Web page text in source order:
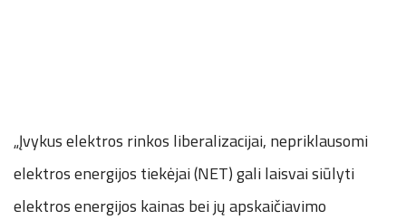
„Įvykus elektros rinkos liberalizacijai, nepriklausomi
elektros energijos tiekėjai (NET) gali laisvai siūlyti
elektros energijos kainas bei jų apskaičiavimo